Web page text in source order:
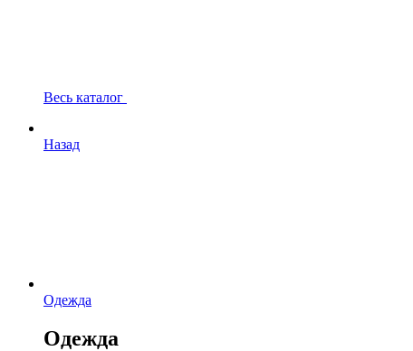
Весь каталог
Назад
Одежда
Одежда